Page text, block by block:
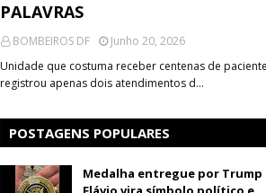
PALAVRAS
BOMBEIROS DF
Junho 20, 2026
Unidade que costuma receber centenas de
registrou apenas dois atendimentos d…
POSTAGENS POPULARES
Medalha entregue por Trump